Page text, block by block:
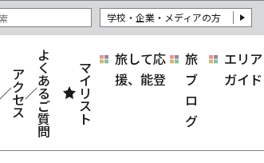
学校・企業・メディアの方
ア
ク
セ
ス
よ
く
あ
る
ご
質
問
マ
イ
リ
ス
ト
旅して応
援、能登
旅
ブ
ロ
グ
エリア
ガイド